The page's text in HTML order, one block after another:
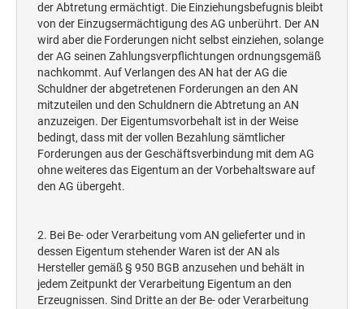
der Abtretung ermächtigt. Die Einziehungsbefugnis bleibt
von der Einzugsermächtigung des AG unberührt. Der AN
wird aber die Forderungen nicht selbst einziehen, solange
der AG seinen Zahlungsverpflichtungen ordnungsgemäß
nachkommt. Auf Verlangen des AN hat der AG die
Schuldner der abgetretenen Forderungen an den AN
mitzuteilen und den Schuldnern die Abtretung an AN
anzuzeigen. Der Eigentumsvorbehalt ist in der Weise
bedingt, dass mit der vollen Bezahlung sämtlicher
Forderungen aus der Geschäftsverbindung mit dem AG
ohne weiteres das Eigentum an der Vorbehaltsware auf
den AG übergeht.
2. Bei Be- oder Verarbeitung vom AN gelieferter und in
dessen Eigentum stehender Waren ist der AN als
Hersteller gemäß § 950 BGB anzusehen und behält in
jedem Zeitpunkt der Verarbeitung Eigentum an den
Erzeugnissen. Sind Dritte an der Be- oder Verarbeitung